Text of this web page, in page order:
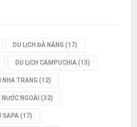
DU LỊCH ĐÀ NẴNG (17)
DU LỊCH CAMPUCHIA (13)
NHA TRANG (12)
NƯỚC NGOÀI (32)
SAPA (17)